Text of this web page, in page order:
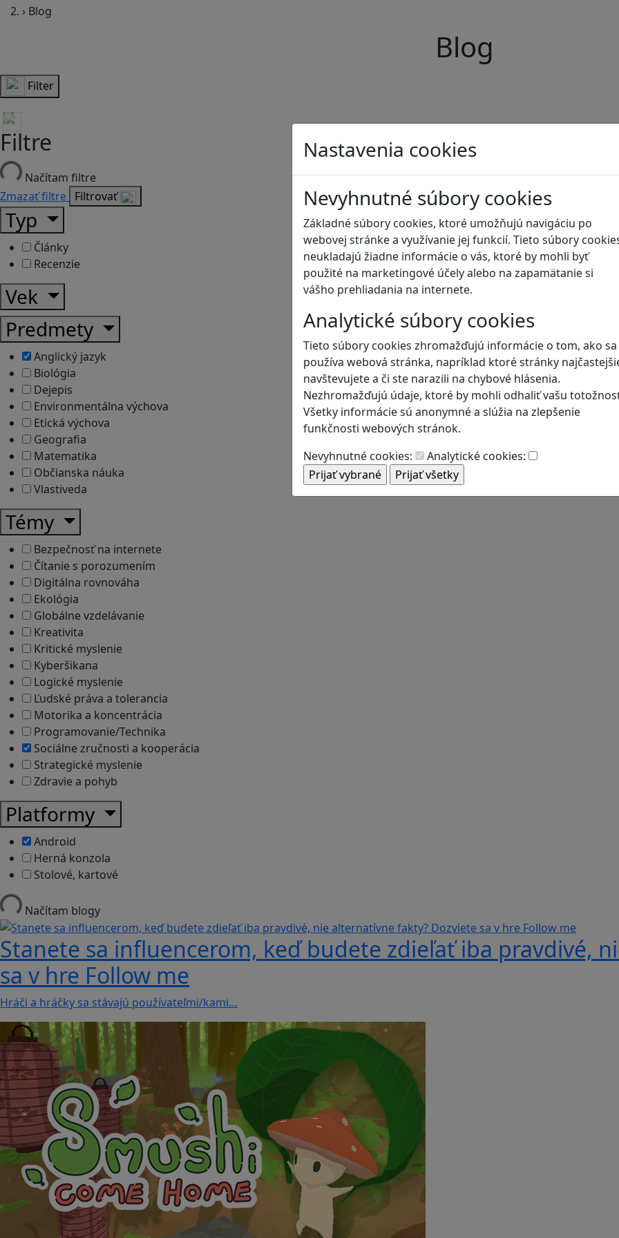
Nastavenia cookies
Nevyhnutné súbory cookies
Základné súbory cookies, ktoré umožňujú navigáciu po
webovej stránke a využívanie jej funkcií. Tieto súbory
neukladajú žiadne informácie o vás, ktoré by mohli byť
použité na marketingové účely alebo na zapamätanie si
vášho prehliadania na internete.
Analytické súbory cookies
Tieto súbory cookies zhromažďujú informácie o tom, ako sa
používa webová stránka, napríklad ktoré stránky
navštevujete a či ste narazili na chybové hlásenia.
Nezhromažďujú údaje, ktoré by mohli odhaliť vašu
Všetky informácie sú anonymné a slúžia na zlepšenie
funkčnosti webových stránok.
Nevyhnutné cookies:
Analytické cookies:
› Blog
Blog
Filter
Filtre
Načítam filtre
Zmazať filtre Filtrovať
Typ
Články
Recenzie
Vek
Predmety
Anglický jazyk
Biológia
Dejepis
Environmentálna výchova
Etická výchova
Geografia
Matematika
Občianska náuka
Vlastiveda
Témy
Bezpečnosť na internete
Čítanie s porozumením
Digitálna rovnováha
Ekológia
Globálne vzdelávanie
Kreativita
Kritické myslenie
Kyberšikana
Logické myslenie
Ľudské práva a tolerancia
Motorika a koncentrácia
Programovanie/Technika
Sociálne zručnosti a kooperácia
Strategické myslenie
Zdravie a pohyb
Platformy
Android
Herná konzola
Stolové, kartové
Načítam blogy
Stanete sa influencerom, keď budete zdieľať iba pravdivé,
sa v hre Follow me
Hráči a hráčky sa stávajú používateľmi/kami…